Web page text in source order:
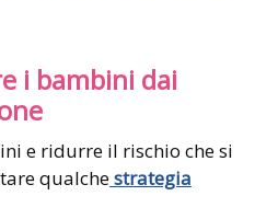
i bambini dai
e ridurre il rischio che si
qualchestrategia